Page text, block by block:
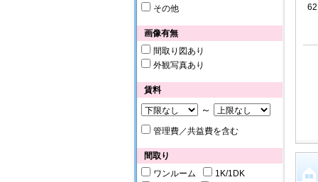
その他
画像有無
間取り図あり
外観写真あり
賃料
～
管理費／共益費を含む
間取り
ワンルーム
1K/1DK